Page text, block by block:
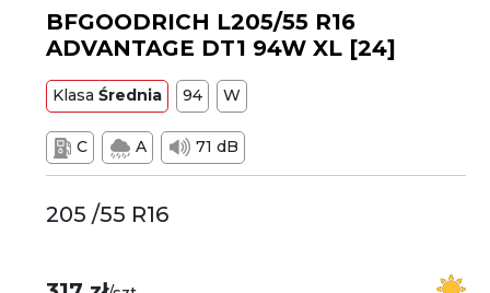
BFGOODRICH L205/55 R16
ADVANTAGE DT1 94W XL [24]
KlasaŚrednia 94 W
C A 71 dB
205 /55 R16